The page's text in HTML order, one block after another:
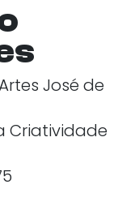
José de
Criatividade